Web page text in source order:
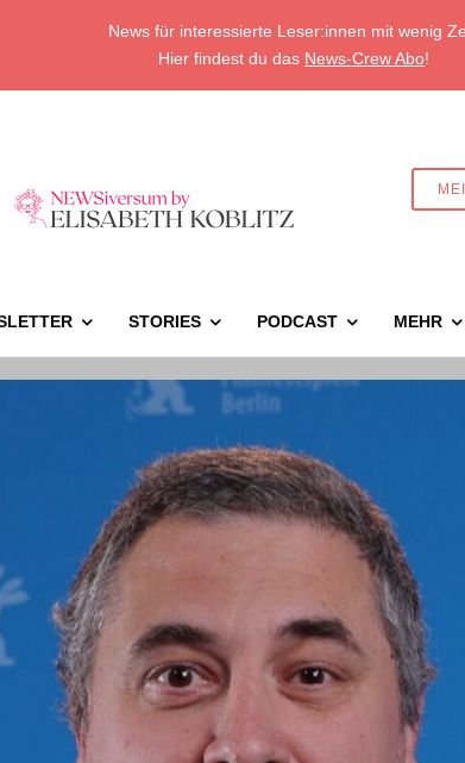
News für interessierte Leser:innen mit wenig
Hier findest du das News-Crew Abo!
STORIES PODCAST MEHR